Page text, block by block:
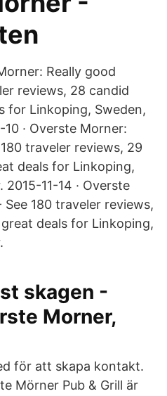
Really good
reviews, 28 candid
for Linkoping, Sweden,
· Overste Morner:
traveler reviews, 29
deals for Linkoping,
11-14 · Overste
180 traveler reviews,
deals for Linkoping,
skagen -
Morner,
för att skapa kontakt.
Mörner Pub & Grill är